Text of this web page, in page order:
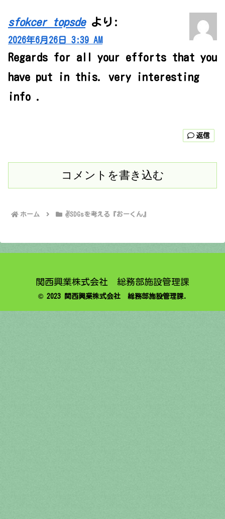
sfokcer topsde より:
2026年6月26日 3:39 AM
Regards for all your efforts that you
have put in this. very interesting
info .
返信
コメントを書き込む
ホーム ✌SDGsを考える『おーくん』
関西興業株式会社 総務部施設管理課
© 2023 関西興業株式会社 総務部施設管理課.